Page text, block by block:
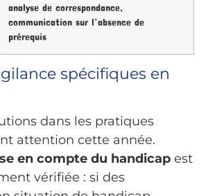
analyse de correspondance,
communication sur l’absence de
prérequis
spécifiques en
dans les pratiques
attention cette année.
en compte du handicap est
vérifiée : si des